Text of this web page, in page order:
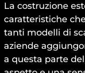
La costruzione
caratteristiche
tanti modelli di
aziende
a questa parte